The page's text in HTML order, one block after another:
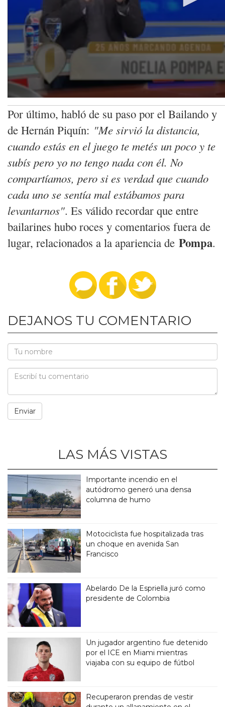
Por último, habló de su paso por el Bailando y
de Hernán Piquín: "Me sirvió la distancia,
cuando estás en el juego te metés un poco y te
subís pero yo no tengo nada con él. No
compartíamos, pero si es verdad que cuando
cada uno se sentía mal estábamos para
levantarnos". Es válido recordar que entre
bailarines hubo roces y comentarios fuera de
lugar, relacionados a la apariencia de Pompa.
DEJANOS TU COMENTARIO
LAS MÁS VISTAS
Importante incendio en el
autódromo generó una densa
columna de humo
Motociclista fue hospitalizada tras
un choque en avenida San
Francisco
Abelardo De la Espriella juró como
presidente de Colombia
Un jugador argentino fue detenido
por el ICE en Miami mientras
viajaba con su equipo de fútbol
Recuperaron prendas de vestir